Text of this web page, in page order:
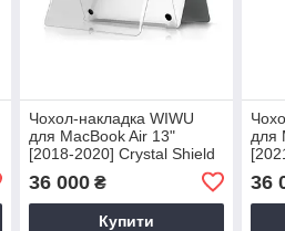
Чохол-накладка WIWU
для MacBook Air 13"
[2018-2020] Crystal Shield
36 000₴
Купити
для
36